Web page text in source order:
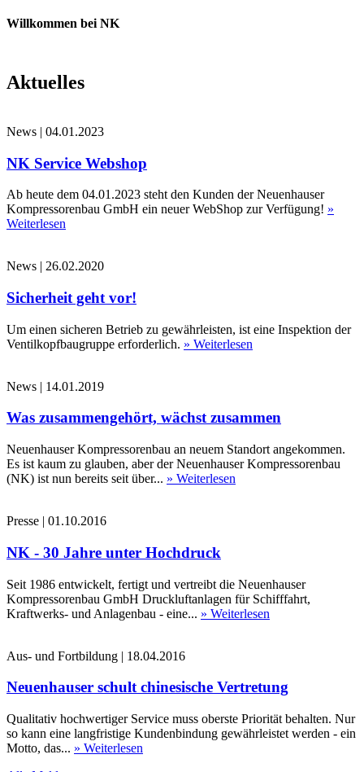
Willkommen bei NK
Aktuelles
News | 04.01.2023
NK Service Webshop
Ab heute dem 04.01.2023 steht den Kunden der Neuenhauser
Kompressorenbau GmbH ein neuer WebShop zur Verfügung! »
Weiterlesen
News | 26.02.2020
Sicherheit geht vor!
Um einen sicheren Betrieb zu gewährleisten, ist eine Inspektion der
Ventilkopfbaugruppe erforderlich. » Weiterlesen
News | 14.01.2019
Was zusammengehört, wächst zusammen
Neuenhauser Kompressorenbau an neuem Standort angekommen.
Es ist kaum zu glauben, aber der Neuenhauser Kompressorenbau
(NK) ist nun bereits seit über... » Weiterlesen
Presse | 01.10.2016
NK - 30 Jahre unter Hochdruck
Seit 1986 entwickelt, fertigt und vertreibt die Neuenhauser
Kompressorenbau GmbH Druckluftanlagen für Schifffahrt,
Kraftwerks- und Anlagenbau - eine... » Weiterlesen
Aus- und Fortbildung | 18.04.2016
Neuenhauser schult chinesische Vertretung
Qualitativ hochwertiger Service muss oberste Priorität behalten. Nur
so kann eine langfristige Kundenbindung gewährleistet werden - ein
Motto, das... » Weiterlesen